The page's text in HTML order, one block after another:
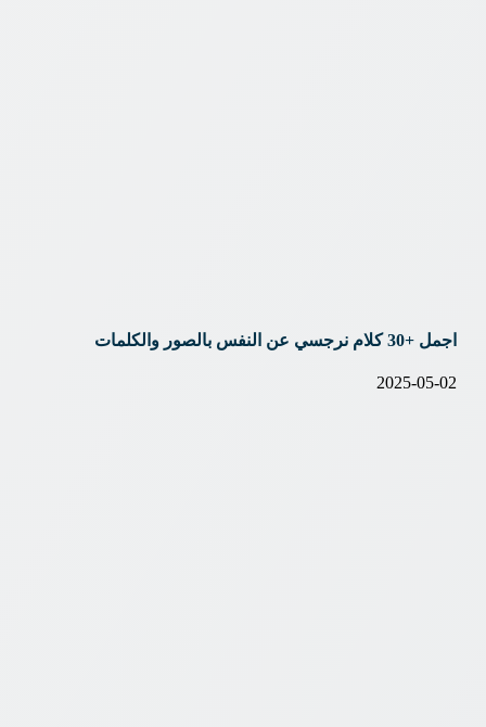
اجمل +30 كلام نرجسي عن النفس بالصور والكلمات
2025-05-02